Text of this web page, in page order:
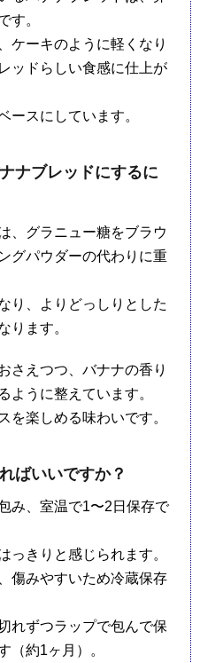
す。
ケーキのように軽くなり
ッドらしい食感に仕上が
ースにしています。
ナブレッドにするに
、グラニュー糖をブラウ
グパウダーの代わりに重
り、よりどっしりとした
ります。
さえつつ、バナナの香り
ように整えています。
を楽しめる味わいです。
ばいいですか？
み、室温で1〜2日保存で
っきりと感じられます。
傷みやすいため冷蔵保存
れずつラップで包んで保
（約1ヶ月）。